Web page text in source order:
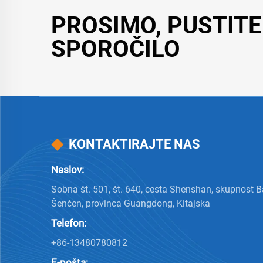
PROSIMO,
SPOROČILO
KONTAKTIRAJTE NAS
Naslov:
Sobna št. 501, št. 640, cesta Shenshan, skupnost
Šenčen, provinca Guangdong, Kitajska
Telefon:
+86-13480780812